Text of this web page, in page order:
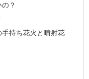
？
持ち花火と噴射花